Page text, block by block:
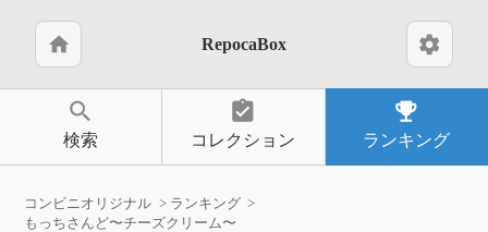
home RepocaBox settings
search
検索
assignment_turned_in
コレクション
emoji_events
ランキング
コンビニオリジナル
ランキング
もっちさんど〜チーズクリーム〜